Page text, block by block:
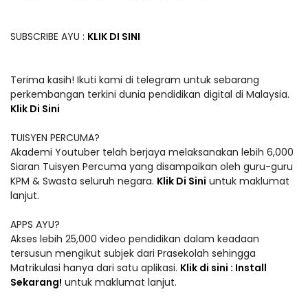
SUBSCRIBE AYU : KLIK DI SINI
Terima kasih! Ikuti kami di telegram untuk sebarang
perkembangan terkini dunia pendidikan digital di Malaysia.
Klik Di Sini
TUISYEN PERCUMA?
Akademi Youtuber telah berjaya melaksanakan lebih 6,000
Siaran Tuisyen Percuma yang disampaikan oleh guru-guru
KPM & Swasta seluruh negara. Klik Di Sini untuk maklumat
lanjut.
APPS AYU?
Akses lebih 25,000 video pendidikan dalam keadaan
tersusun mengikut subjek dari Prasekolah sehingga
Matrikulasi hanya dari satu aplikasi. Klik di sini : Install
Sekarang! untuk maklumat lanjut.